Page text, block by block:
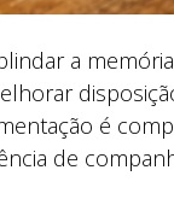
a
é
de